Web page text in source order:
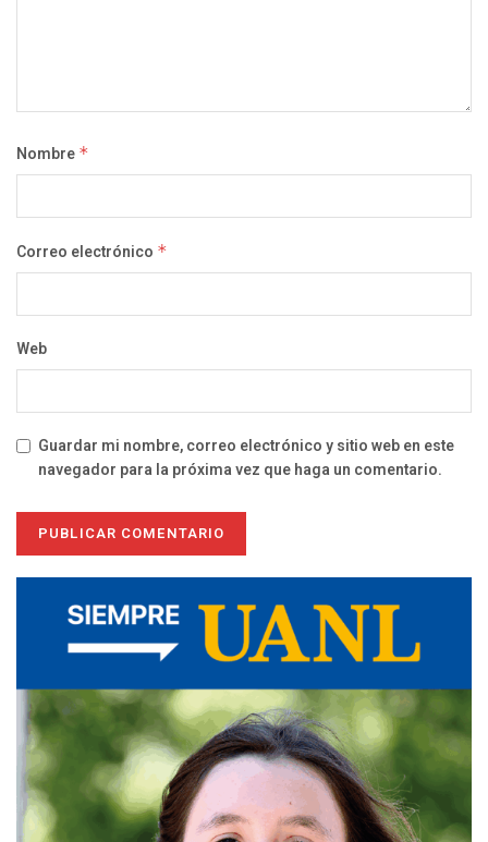
Nombre *
Correo electrónico *
Web
Guardar mi nombre, correo electrónico y sitio web en este
navegador para la próxima vez que haga un comentario.